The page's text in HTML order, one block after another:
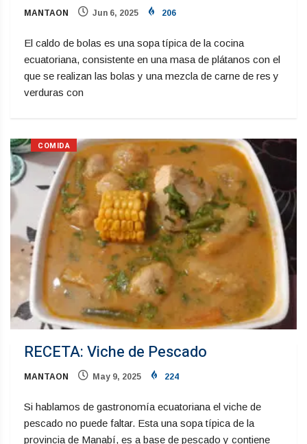
MANTAON Jun 6, 2025 206
El caldo de bolas es una sopa típica de la cocina
ecuatoriana, consistente en una masa de plátanos con el
que se realizan las bolas y una mezcla de carne de res y
verduras con
COMIDA
RECETA: Viche de Pescado
MANTAON May 9, 2025 224
Si hablamos de gastronomía ecuatoriana el viche de
pescado no puede faltar. Esta una sopa típica de la
provincia de Manabí, es a base de pescado y contiene